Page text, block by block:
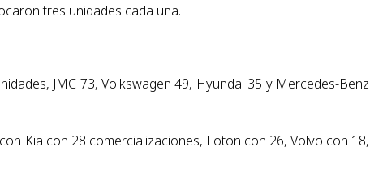
tres unidades cada una.
JMC 73, Volkswagen 49, Hyundai 35 y Mercedes-Benz
Kia con 28 comercializaciones, Foton con 26, Volvo con 18,